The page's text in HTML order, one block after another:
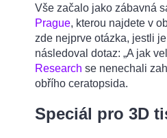
Vše začalo jako zábavná
Prague, kterou najdete v
zde nejprve otázka, jestli
následoval dotaz: „A jak
Research se nenechali
obřího ceratopsida.
Speciál pro 3D